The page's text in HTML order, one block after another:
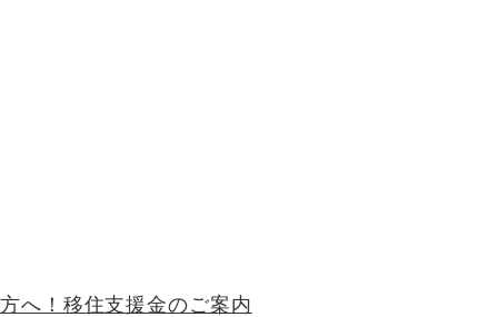
へ！移住支援金のご案内